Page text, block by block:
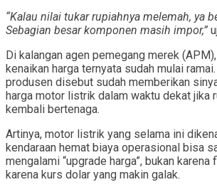
“Kalau nilai tukar rupiahnya melemah, ya
Sebagian besar komponen masih impor,”
Di kalangan agen pemegang merek
kenaikan harga ternyata sudah mulai
produsen disebut sudah memberikan
harga motor listrik dalam waktu dekat jika
kembali bertenaga.
Artinya, motor listrik yang selama ini
kendaraan hemat biaya operasional bisa
mengalami “upgrade harga”, bukan karena
karena kurs dolar yang makin galak.